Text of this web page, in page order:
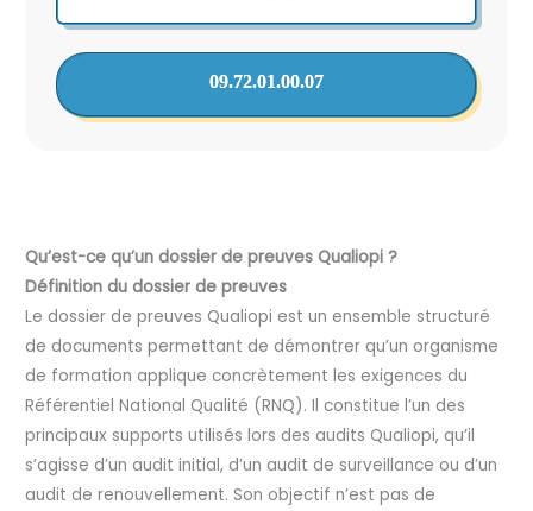
09.72.01.00.07
Qu’est-ce qu’un dossier de preuves Qualiopi ?
Définition du dossier de preuves
Le dossier de preuves Qualiopi est un ensemble structuré
de documents permettant de démontrer qu’un organisme
de formation applique concrètement les exigences du
Référentiel National Qualité (RNQ). Il constitue l’un des
principaux supports utilisés lors des audits Qualiopi, qu’il
s’agisse d’un audit initial, d’un audit de surveillance ou d’un
audit de renouvellement. Son objectif n’est pas de